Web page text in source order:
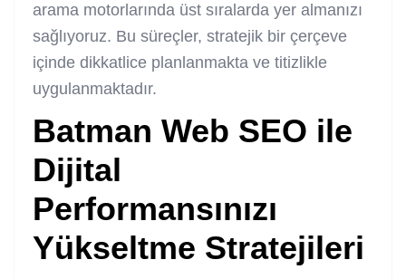
arama motorlarında üst sıralarda yer almanızı
sağlıyoruz. Bu süreçler, stratejik bir çerçeve
içinde dikkatlice planlanmakta ve titizlikle
uygulanmaktadır.
Batman Web SEO ile
Dijital
Performansınızı
Yükseltme Stratejileri